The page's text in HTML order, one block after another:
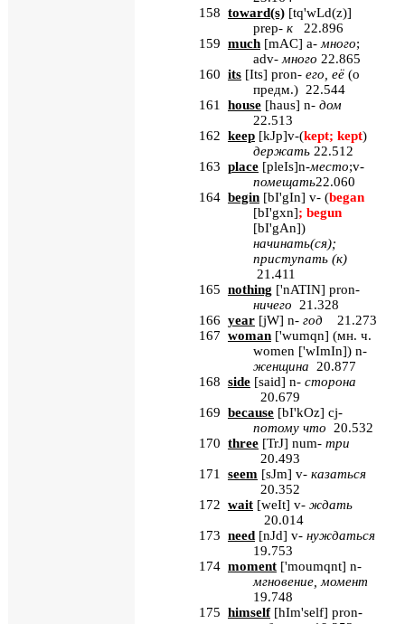
158 toward(s) [tq'wLd(z)]
prep- к
22.896
159 much [mAC] a- много;
adv- много 22.865
160 its [Its] pron- его её (о
предм.) 22.544
161 house [haus] n- дом
22.513
162 keep [kJp]v-(kept; kept)
держать 22.512
163 place [pleIs]n-место;v-
помещать22.060
164 begin [bI'gIn] v- (began
[bI'gxn]; begun
[bI'gAn])
начинать(ся);
приступать (к)
21.411
165 nothing ['nATIN] pron-
ничего 21.328
166 year [jW] n- год 21.273
167 woman ['wumqn] (мн. ч.
women ['wImIn]) n-
женщина 20.877
168 side [said] n- сторона
20.679
169 because [bI'kOz] cj-
потому что
20.532
170 three [TrJ] num- три
20.493
171 seem [sJm] v- казаться
20.352
172 wait [weIt] v- ждать
20.014
173 need [nJd] v- нуждаться
19.753
174 moment ['moumqnt] n-
мгновение, момент
19.748
175 himself[hIm'self] pron-